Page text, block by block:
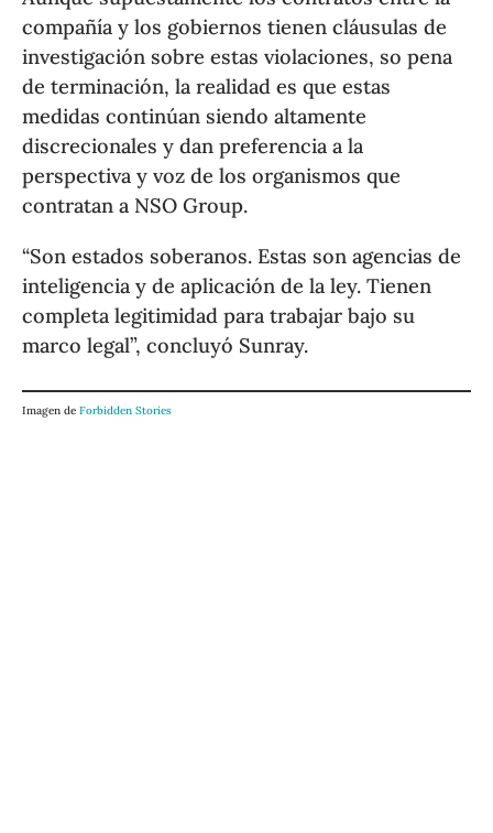
compañía y los gobiernos tienen cláusulas de
investigación sobre estas violaciones, so pena
de terminación, la realidad es que estas
medidas continúan siendo altamente
discrecionales y dan preferencia a la
perspectiva y voz de los organismos que
contratan a NSO Group.
“Son estados soberanos. Estas son agencias de
inteligencia y de aplicación de la ley. Tienen
completa legitimidad para trabajar bajo su
marco legal”, concluyó Sunray.
Imagen deForbidden Stories